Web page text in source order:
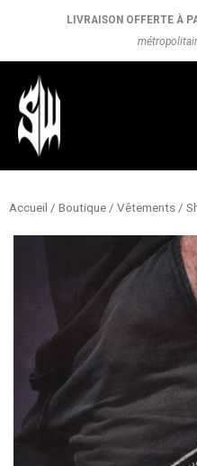
LIVRAISON OFFERTE À
Accueil / Boutique / Vêtements /